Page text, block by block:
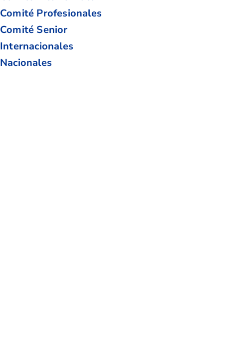
Comité Profesionales
Comité Senior
Internacionales
Nacionales